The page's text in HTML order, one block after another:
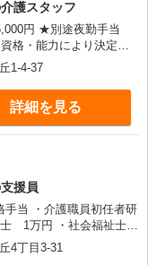
護スタッフ
円 ★別途夜勤手当
1-4-37
詳細を見る
援員
手当 ・介護職員初任者研
士 1万円 ・社会福祉士
1万円 ・サービス管理
万円 ※最大10万円支
4丁目3-31